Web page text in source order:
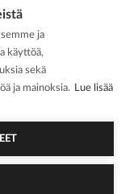
Hammaslääkäriliitto
ja
käyttöä,
sekä
ja mainoksia. Lue lisää